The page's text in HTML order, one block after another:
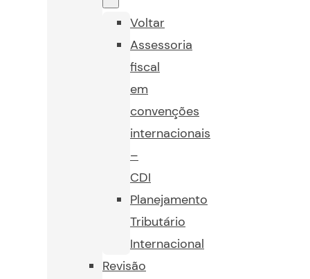
Voltar
Assessoria
fiscal
em
convenções
internacionais
–
CDI
Planejamento
Tributário
Internacional
Revisão